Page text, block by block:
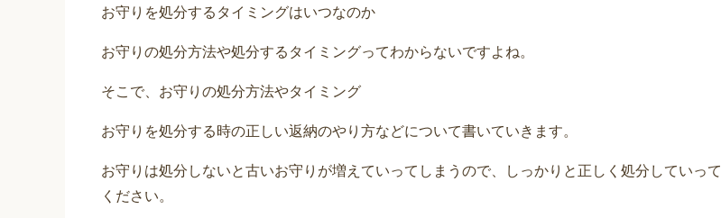
お守りを処分するタイミングはいつなのか
お守りの処分方法や処分するタイミングってわからないですよね。
そこで、お守りの処分方法やタイミング
お守りを処分する時の正しい返納のやり方などについて書いていきます。
お守りは処分しないと古いお守りが増えていってしまうので、しっかりと正しく処分していって
ください。